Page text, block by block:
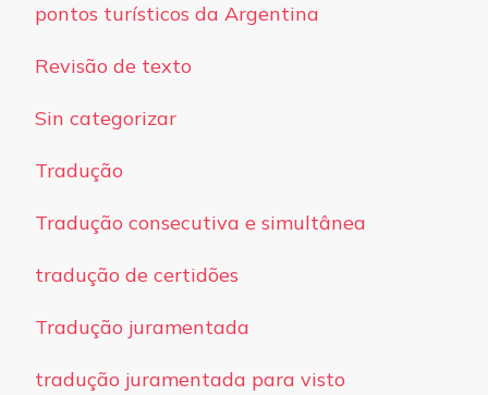
pontos turísticos da Argentina
Revisão de texto
Sin categorizar
Tradução
Tradução consecutiva e simultânea
tradução de certidões
Tradução juramentada
tradução juramentada para visto